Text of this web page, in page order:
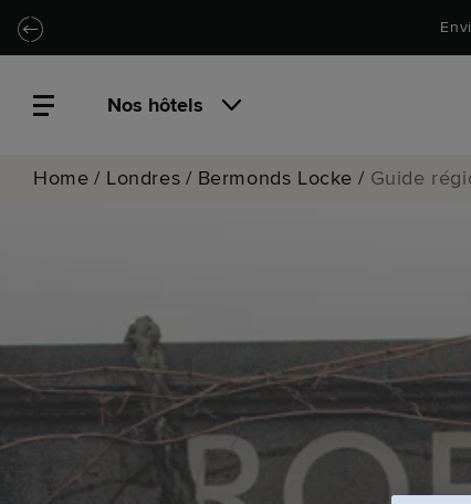
Passer au contenu principal
Locke.Header.SkipToNav
Nos hôtels
Home / Londres / Bermonds Locke / Guide